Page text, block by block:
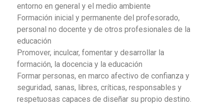
entorno en general y el medio ambiente
Formación inicial y permanente del profesorado,
personal no docente y de otros profesionales de la
educación
Promover, inculcar, fomentar y desarrollar la
formación, la docencia y la educación
Formar personas, en marco afectivo de confianza y
seguridad, sanas, libres, críticas, responsables y
respetuosas capaces de diseñar su propio destino.